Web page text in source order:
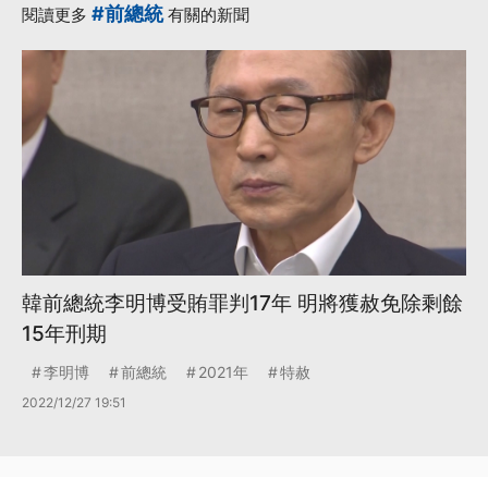
閱讀更多 #前總統有關的新聞
韓前總統李明博受賄罪判17年 明將獲赦免除剩餘
15年刑期
李明博 前總統 2021年 特赦
2022/12/27 19:51